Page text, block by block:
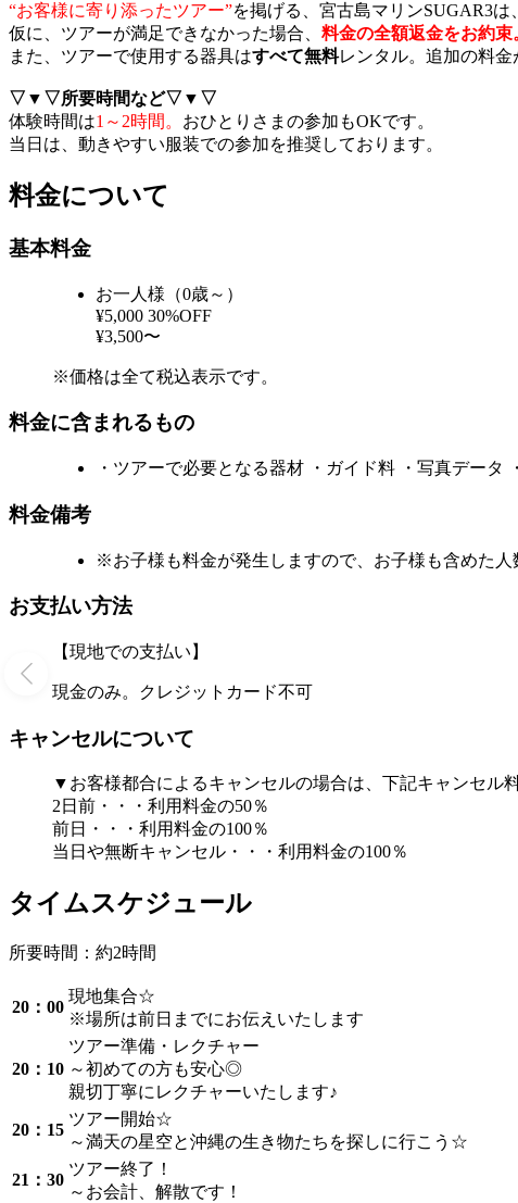
“お客様に寄り添ったツアー”を掲げる、宮古島マリンSUGAR3は
仮に、ツアーが満足できなかった場合、 料金の全額返金をお約束
また、ツアーで使用する器具はすべて無料レンタル。追加の料
▽▼▽所要時間など▽▼▽
体験時間は1～2時間。 おひとりさまの参加もOKです。
当日は、動きやすい服装での参加を推奨しております。
料金について
基本料金
お一人様（0歳～）
¥5,000 30%OFF
¥3,500〜
※価格は全て税込表示です。
料金に含まれるもの
・ツアーで必要となる器材 ・ガイド料 ・写真データ
料金備考
※お子様も料金が発生しますので、お子様も含めた人
お支払い方法
【現地での支払い】
現金のみ。クレジットカード不可
キャンセルについて
▼お客様都合によるキャンセルの場合は、下記キャンセル
2日前・・・利用料金の50％
前日・・・利用料金の100％
当日や無断キャンセル・・・利用料金の100％
タイムスケジュール
所要時間：約2時間
20：00
現地集合☆
※場所は前日までにお伝えいたします
20：10
ツアー準備・レクチャー
～初めての方も安心◎
親切丁寧にレクチャーいたします♪
20：15
ツアー開始☆
～満天の星空と沖縄の生き物たちを探しに行こう☆
21：30
ツアー終了！
～お会計、解散です！